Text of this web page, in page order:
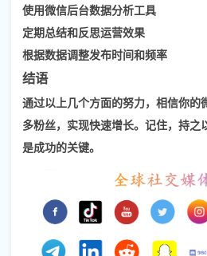
使用微信后台数据分析工具
定期总结和反思运营效果
根据数据调整发布时间和频率
结语
通过以上几个方面的努力，相信你的
多粉丝，实现快速增长。记住，持之
是成功的关键。